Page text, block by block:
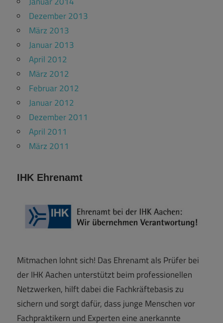
Dezember 2013
März 2013
Januar 2013
April 2012
März 2012
Februar 2012
Januar 2012
Dezember 2011
April 2011
März 2011
IHK Ehrenamt
Mitmachen lohnt sich! Das Ehrenamt als Prüfer bei
der IHK Aachen unterstützt beim professionellen
Netzwerken, hilft dabei die Fachkräftebasis zu
sichern und sorgt dafür, dass junge Menschen vor
Fachpraktikern und Experten eine anerkannte